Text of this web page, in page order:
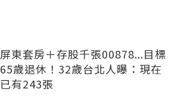
屏東套房＋存股千張00878...目標
65歲退休！32歲台北人曝：現在
已有243張